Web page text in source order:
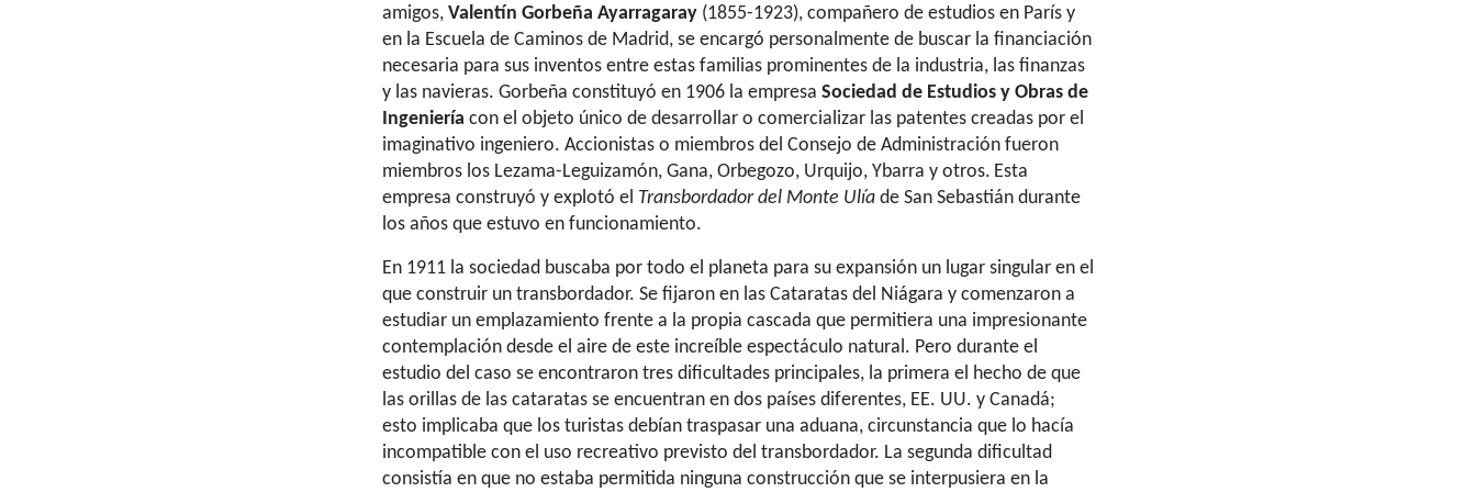
amigos, Valentín Gorbeña Ayarragaray (1855-1923), compañero de estudios en París y
en la Escuela de Caminos de Madrid, se encargó personalmente de buscar la financiación
necesaria para sus inventos entre estas familias prominentes de la industria, las finanzas
y las navieras. Gorbeña constituyó en 1906 la empresa Sociedad de Estudios y Obras de
Ingeniería con el objeto único de desarrollar o comercializar las patentes creadas por el
imaginativo ingeniero. Accionistas o miembros del Consejo de Administración fueron
miembros los Lezama-Leguizamón, Gana, Orbegozo, Urquijo, Ybarra y otros. Esta
empresa construyó y explotó el Transbordador del Monte Ulía de San Sebastián durante
los años que estuvo en funcionamiento.
En 1911 la sociedad buscaba por todo el planeta para su expansión un lugar singular en el
que construir un transbordador. Se fijaron en las Cataratas del Niágara y comenzaron a
estudiar un emplazamiento frente a la propia cascada que permitiera una impresionante
contemplación desde el aire de este increíble espectáculo natural. Pero durante el
estudio del caso se encontraron tres dificultades principales, la primera el hecho de que
las orillas de las cataratas se encuentran en dos países diferentes, EE. UU. y Canadá;
esto implicaba que los turistas debían traspasar una aduana, circunstancia que lo hacía
incompatible con el uso recreativo previsto del transbordador. La segunda dificultad
consistía en que no estaba permitida ninguna construcción que se interpusiera en la